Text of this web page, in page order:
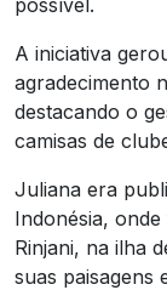
possível.
A iniciativa
agradecimento
destacando o
camisas de
Juliana era
Indonésia,
Rinjani, na ilha
suas paisagens